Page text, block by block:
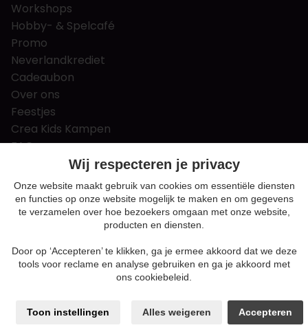
Workshops
Hobby- & Spelcafé
Promo
Neverlandkrediet
Cadeaubon
Over ons
Feestjes
Crea Kids Kampen
FAQ
Tips & tricks
Contact
Nieuws & Vacatures
Algemene voorwaarden
Privacy en cookie policy
Sitemap
Wij respecteren je privacy
Onze website maakt gebruik van cookies om essentiële diensten
en functies op onze website mogelijk te maken en om gegevens
te verzamelen over hoe bezoekers omgaan met onze website,
producten en diensten.
Door op ‘Accepteren’ te klikken, ga je ermee akkoord dat we deze
tools voor reclame en analyse gebruiken en ga je akkoord met
ons cookiebeleid.
Toon instellingen Alles weigeren Accepteren